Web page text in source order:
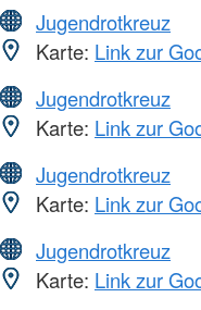
Jugendrotkreuz
Karte: Link zur
Jugendrotkreuz
Karte: Link zur
Jugendrotkreuz
Karte: Link zur
Jugendrotkreuz
Karte: Link zur